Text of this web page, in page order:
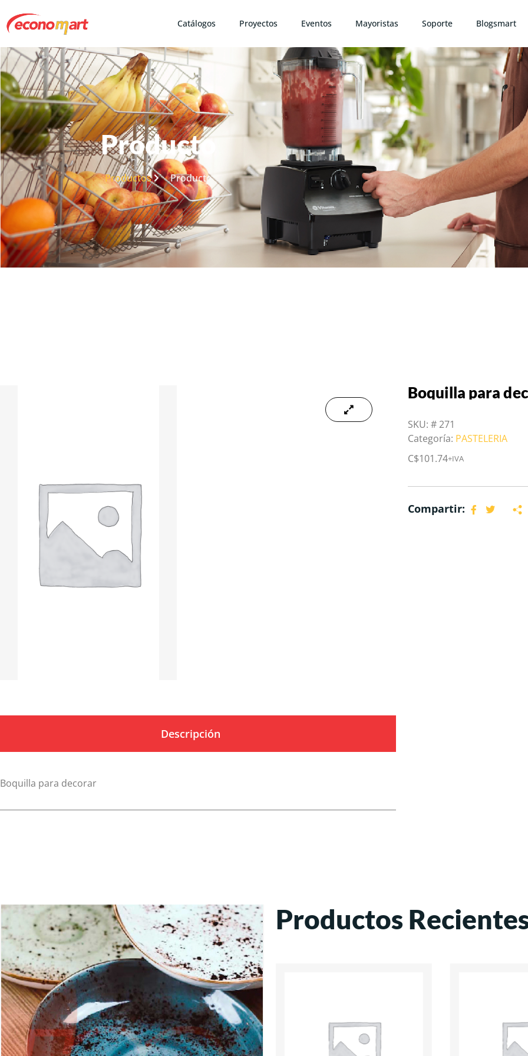
Catálogos Proyectos Eventos Mayoristas Soporte Blogsmart
Producto
Productos Producto
Boquilla para
SKU: # 271
Categoría: PASTELERIA
C$101.74+IVA
Compartir:
Descripción
Boquilla para decorar
Productos